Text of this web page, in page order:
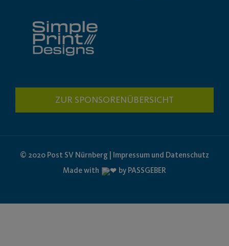
ZUR SPONSORENÜBERSICHT
© 2020 Post SV Nürnberg | Impressum und Datenschutz
Made with
by PASSGEBER